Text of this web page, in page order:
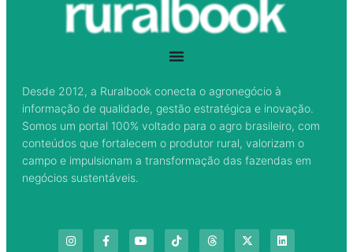
Desde 2012, a Ruralbook conecta o agronegócio à
informação de qualidade, gestão estratégica e inovação.
Somos um portal 100% voltado para o agro brasileiro, com
conteúdos que fortalecem o produtor rural, valorizam o
campo e impulsionam a transformação das fazendas em
negócios sustentáveis.